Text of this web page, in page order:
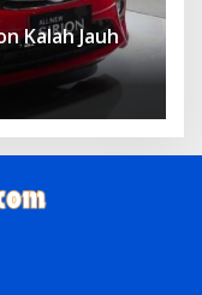
Kalah Jauh